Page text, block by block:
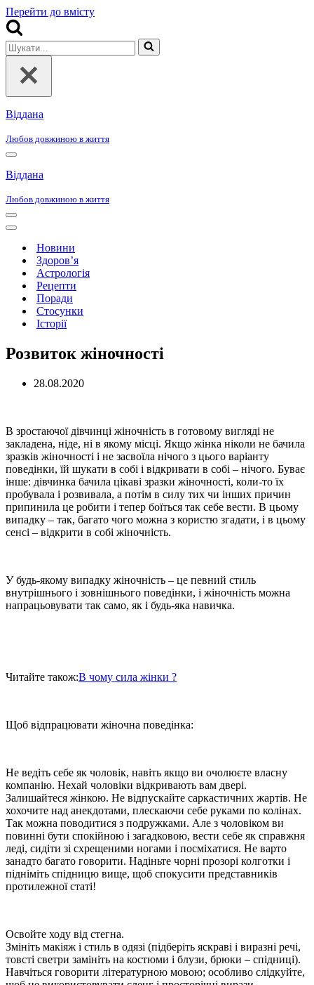
Перейти до вмісту
Шукати...
Віддана
Любов довжиною в життя
Меню
навігації
Віддана
Любов довжиною в життя
Меню
навігації
Меню
навігаціїНовини
Здоров’я
Астрологія
Рецепти
Поради
Стосунки
Історії
Розвиток жіночності
28.08.2020
В зростаючої дівчинці жіночність в готовому вигляді не
закладена, ніде, ні в якому місці. Якщо жінка ніколи не бачила
зразків жіночності і не засвоїла нічого з цього варіанту
поведінки, їй шукати в собі і відкривати в собі – нічого. Буває
інше: дівчинка бачила цікаві зразки жіночності, коли-то їх
пробувала і розвивала, а потім в силу тих чи інших причин
припинила це робити і тепер боїться так себе вести. В цьому
випадку – так, багато чого можна з користю згадати, і в цьому
сенсі – відкрити в собі жіночність.
У будь-якому випадку жіночність – це певний стиль
внутрішнього і зовнішнього поведінки, і жіночність можна
напрацьовувати так само, як і будь-яка навичка.
Читайте також:В чому сила жінки ?
Щоб відпрацювати жіночна поведінка:
Не ведіть себе як чоловік, навіть якщо ви очолюєте власну
компанію. Нехай чоловіки відкривають вам двері.
Залишайтеся жінкою. Не відпускайте саркастичних жартів. Не
хохочите над анекдотами, плескаючи себе руками по колінах.
Так можна поводитися з подружками. Але з чоловіком ви
повинні бути спокійною і загадковою, вести себе як справжня
леді, сидіти зі схрещеними ногами і посміхатися. Не варто
занадто багато говорити. Надіньте чорні прозорі колготки і
підніміть спідницю вище, щоб спокусити представників
протилежної статі!
Освойте ходу від стегна.
Змініть макіяж і стиль в одязі (підберіть яскраві і виразні речі,
товсті светри замініть на костюми і блузи, брюки – спідниці).
Навчіться говорити літературною мовою; особливо слідкуйте,